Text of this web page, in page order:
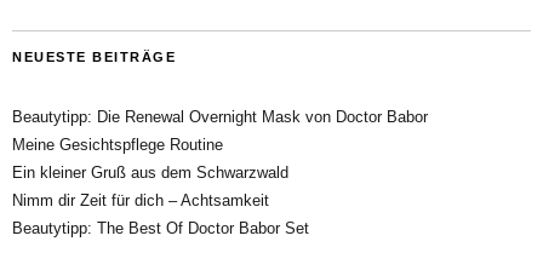
NEUESTE BEITRÄGE
Beautytipp: Die Renewal Overnight Mask von Doctor Babor
Meine Gesichtspflege Routine
Ein kleiner Gruß aus dem Schwarzwald
Nimm dir Zeit für dich – Achtsamkeit
Beautytipp: The Best Of Doctor Babor Set